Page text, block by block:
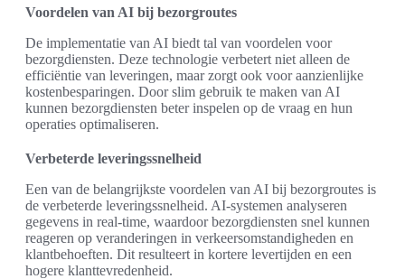
Voordelen van AI bij bezorgroutes
De implementatie van AI biedt tal van voordelen voor
bezorgdiensten. Deze technologie verbetert niet alleen de
efficiëntie van leveringen, maar zorgt ook voor aanzienlijke
kostenbesparingen. Door slim gebruik te maken van AI
kunnen bezorgdiensten beter inspelen op de vraag en hun
operaties optimaliseren.
Verbeterde leveringssnelheid
Een van de belangrijkste voordelen van AI bij bezorgroutes is
de verbeterde leveringssnelheid. AI-systemen analyseren
gegevens in real-time, waardoor bezorgdiensten snel kunnen
reageren op veranderingen in verkeersomstandigheden en
klantbehoeften. Dit resulteert in kortere levertijden en een
hogere klanttevredenheid.